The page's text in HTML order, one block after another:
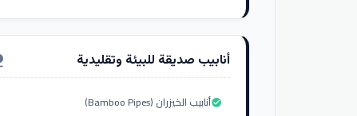
أنابيب صديقة للبيئة وتقليدية
أنابيب الخيزران (Bamboo Pipes)check_circle